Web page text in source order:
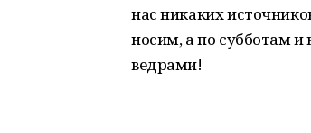
нас никаких
носим, а по субботам и
ведрами!